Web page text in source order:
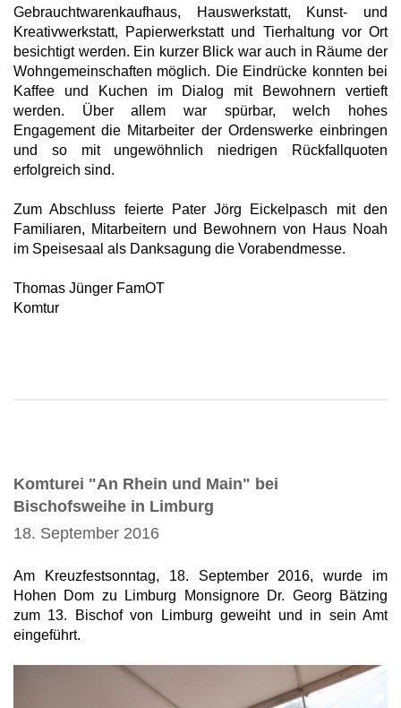
Gebrauchtwarenkaufhaus, Hauswerkstatt, Kunst- und
Kreativwerkstatt, Papierwerkstatt und Tierhaltung vor Ort
besichtigt werden. Ein kurzer Blick war auch in Räume der
Wohngemeinschaften möglich. Die Eindrücke konnten bei
Kaffee und Kuchen im Dialog mit Bewohnern vertieft
werden. Über allem war spürbar, welch hohes
Engagement die Mitarbeiter der Ordenswerke einbringen
und so mit ungewöhnlich niedrigen Rückfallquoten
erfolgreich sind.
Zum Abschluss feierte Pater Jörg Eickelpasch mit den
Familiaren, Mitarbeitern und Bewohnern von Haus Noah
im Speisesaal als Danksagung die Vorabendmesse.
Thomas Jünger FamOT
Komtur
Komturei "An Rhein und Main" bei
Bischofsweihe in Limburg
18. September 2016
Am Kreuzfestsonntag, 18. September 2016, wurde im
Hohen Dom zu Limburg Monsignore Dr. Georg Bätzing
zum 13. Bischof von Limburg geweiht und in sein Amt
eingeführt.